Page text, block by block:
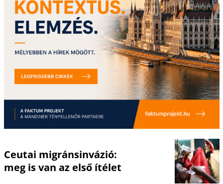
Ceutai migránsinvázió:
meg is van az első ítélet